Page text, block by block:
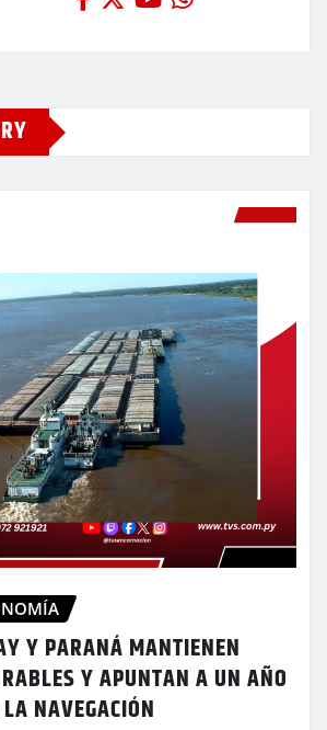
Y PARANÁ MANTIENEN
Y APUNTAN A UN AÑO
NAVEGACIÓN